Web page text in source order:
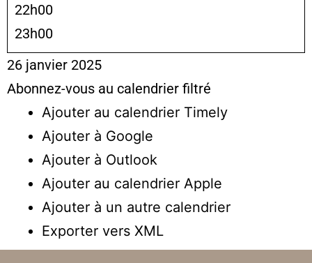
22h00
23h00
26 janvier 2025
Abonnez-vous au calendrier filtré
Ajouter au calendrier Timely
Ajouter à Google
Ajouter à Outlook
Ajouter au calendrier Apple
Ajouter à un autre calendrier
Exporter vers XML